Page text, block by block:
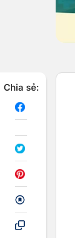
Chia sẻ: